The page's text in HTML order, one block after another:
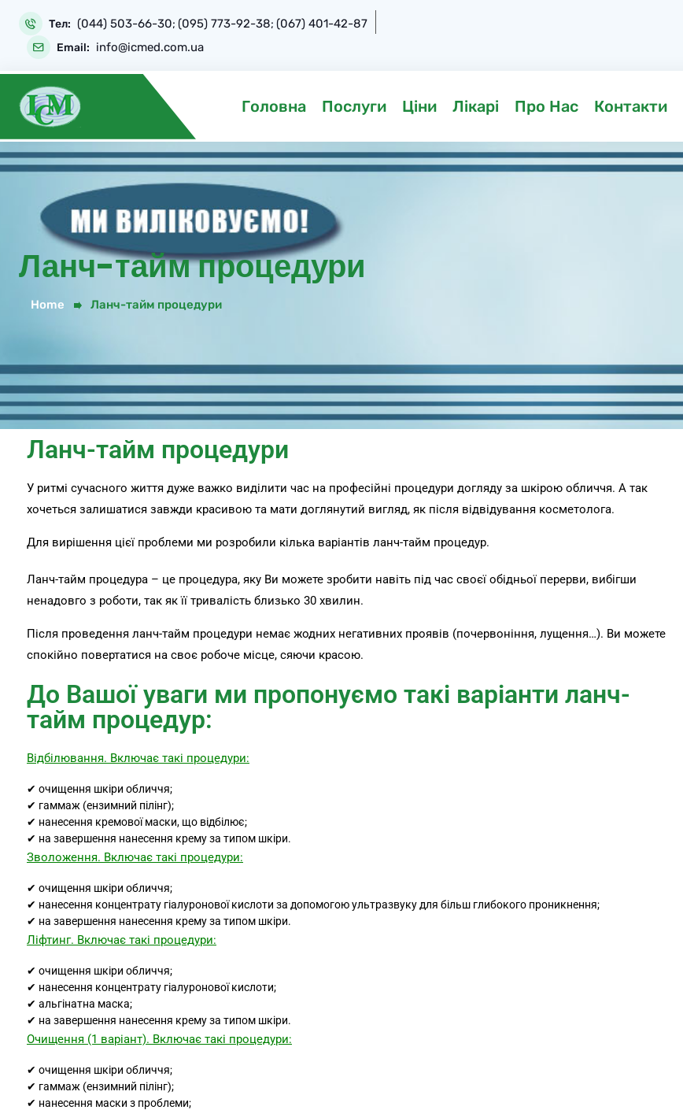
Тел: (044) 503-66-30; (095) 773-92-38; (067) 401-42-87
Email: info@icmed.com.ua
Головна Послуги Ціни Лікарі Про Нас Контакти
Ланч-тайм процедури
Home Ланч-тайм процедури
Ланч-тайм процедури
У ритмі сучасного життя дуже важко виділити час на професійні процедури догляду за шкірою обличчя. А так
хочеться залишатися завжди красивою та мати доглянутий вигляд, як після відвідування косметолога.
Для вирішення цієї проблеми ми розробили кілька варіантів ланч-тайм процедур.
Ланч-тайм процедура – це процедура, яку Ви можете зробити навіть під час своєї обідньої перерви, вибігши
ненадовго з роботи, так як її тривалість близько 30 хвилин.
Після проведення ланч-тайм процедури немає жодних негативних проявів (почервоніння, лущення…). Ви можете
спокійно повертатися на своє робоче місце, сяючи красою.
До Вашої уваги ми пропонуємо такі варіанти ланч-
тайм процедур:
Відбілювання. Включає такі процедури:
✔ очищення шкіри обличчя;
✔ гаммаж (ензимний пілінг);
✔ нанесення кремової маски, що відбілює;
✔ на завершення нанесення крему за типом шкіри.
Зволоження. Включає такі процедури:
✔ очищення шкіри обличчя;
✔ нанесення концентрату гіалуронової кислоти за допомогою ультразвуку для більш глибокого проникнення;
✔ на завершення нанесення крему за типом шкіри.
Ліфтинг. Включає такі процедури:
✔ очищення шкіри обличчя;
✔ нанесення концентрату гіалуронової кислоти;
✔ альгінатна маска;
✔ на завершення нанесення крему за типом шкіри.
Очищення (1 варіант). Включає такі процедури:
✔ очищення шкіри обличчя;
✔ гаммаж (ензимний пілінг);
✔ нанесення маски з проблеми;